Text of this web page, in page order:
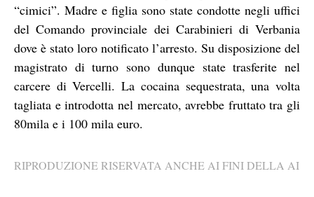
“cimici”. Madre e figlia sono state condotte negli uffici
del Comando provinciale dei Carabinieri di Verbania
dove è stato loro notificato l’arresto. Su disposizione del
magistrato di turno sono dunque state trasferite nel
carcere di Vercelli. La cocaina sequestrata, una volta
tagliata e introdotta nel mercato, avrebbe fruttato tra gli
80mila e i 100 mila euro.
RIPRODUZIONE RISERVATA ANCHE AI FINI DELLA AI